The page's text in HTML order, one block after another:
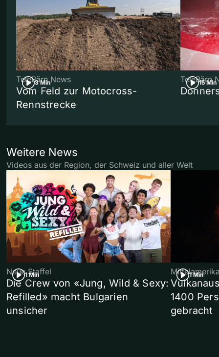
3 Min
TeleBärn News
Vom Feld zur Motocross-
Rennstrecke
15 Min
TeleBärn
Weitere News
Videos aus der Region, der Schweiz und aller Welt
1 Min
Neue Staffel
Die Crew von «Jung, Wild & Sexy:
Refilled» macht Bulgarien
unsicher
1 Min
1400
gebracht